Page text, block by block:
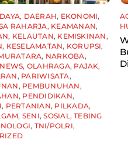
, DAERAH, EKONOMI,
RAHARJA, KEAMANAN,
, KELAUTAN, KEMISKINAN ,
, KESELAMATAN, KORUPSI,
, NARKOBA,
NEWS, OLAHRAGA, PAJAK,
, PARIWISATA,
, PEMBUNUHAN ,
, PENDIDIKAN,
, PERTANIAN, PILKADA,
, SENI,SOSIAL ,TEBING
, TNI/POLRI,